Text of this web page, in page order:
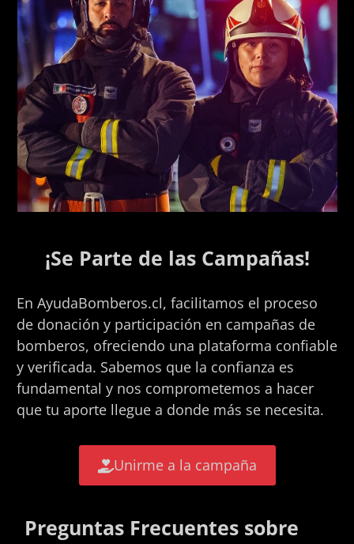
¡Se Parte de las Campañas!
En AyudaBomberos.cl, facilitamos el proceso
de donación y participación en campañas de
bomberos, ofreciendo una plataforma confiable
y verificada. Sabemos que la confianza es
fundamental y nos comprometemos a hacer
que tu aporte llegue a donde más se necesita.
Unirme a la campaña
Preguntas Frecuentes sobre